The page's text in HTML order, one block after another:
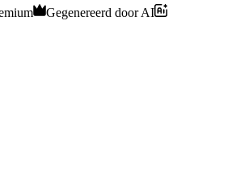
Gegenereerd door AI